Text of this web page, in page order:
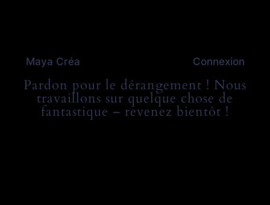
Maya Créa Connexion
Pardon pour le dérangement ! Nous
travaillons sur quelque chose de
fantastique – revenez bientôt !